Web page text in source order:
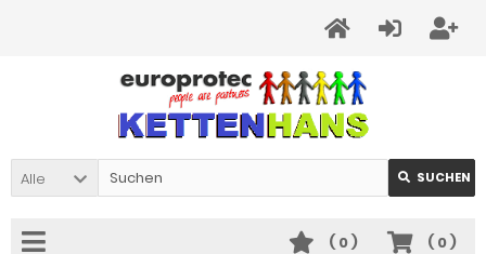
Alle SUCHEN
( 0)
( 0)